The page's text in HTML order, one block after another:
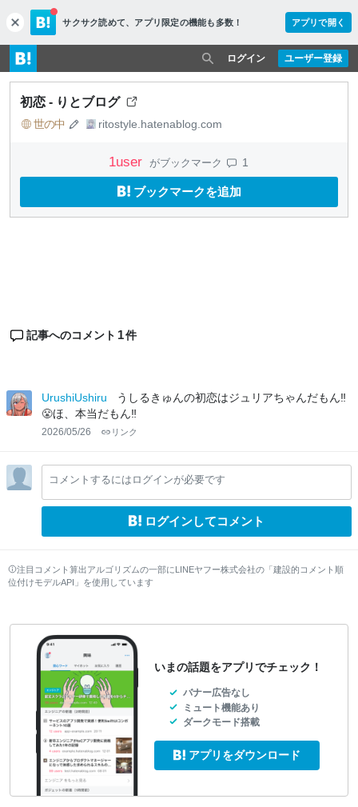
c
l
o
s
e
サクサク読めて、 アプリ限定の機能も多数！ アプリで開く
ユーザー登録
ログイン
初恋 - りとブログ
世の中 ritostyle.hatenablog.com
1user がブックマーク 1
ブックマークを追加
記事へのコメント 1件
UrushiUshiru
うしるきゅんの初恋はジュリアちゃんだもん‼️
😤ほ、本当だもん‼️
2026/05/26 リンク
コメントするにはログインが必要です
ログインしてコメント
注目コメント算出アルゴリズムの一部にLINEヤフー株式会社の「建設的コメント順
位付けモデルAPI」を使用しています
いまの話題をアプリでチェック！
バナー広告なし
ミュート機能あり
ダークモード搭載
アプリをダウンロード